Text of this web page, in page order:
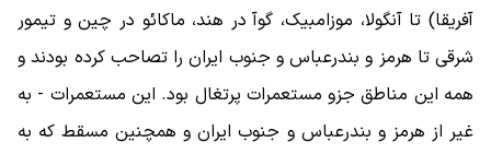
آفریقا) تا آنگولا، موزامبیک، گوآ در هند، ماکائو در چین و تیمور
شرقی تا هرمز و بندرعباس و جنوب ایران را تصاحب کرده بودند و
همه این مناطق جزو مستعمرات پرتغال بود. این مستعمرات - به
غیر از هرمز و بندرعباس و جنوب ایران و همچنین مسقط که به